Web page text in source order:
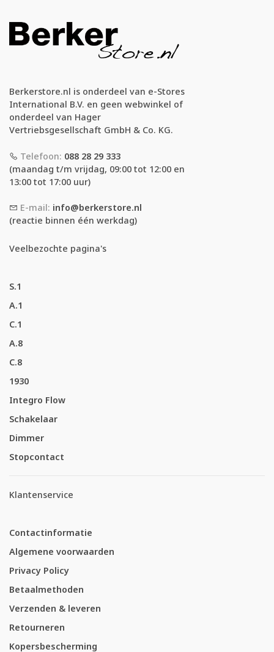
Berkerstore.nl is onderdeel van e-Stores
International B.V. en geen webwinkel of
onderdeel van Hager
Vertriebsgesellschaft GmbH & Co. KG.
Telefoon: 088 28 29 333
(maandag t/m vrijdag, 09:00 tot 12:00 en
13:00 tot 17:00 uur)
E-mail: info@berkerstore.nl
(reactie binnen één werkdag)
Veelbezochte pagina's
S.1
A.1
C.1
A.8
C.8
1930
Integro Flow
Schakelaar
Dimmer
Stopcontact
Klantenservice
Contactinformatie
Algemene voorwaarden
Privacy Policy
Betaalmethoden
Verzenden & leveren
Retourneren
Kopersbescherming